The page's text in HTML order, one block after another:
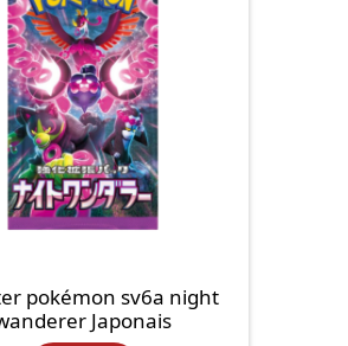
pokémon sv6a night
Japonais